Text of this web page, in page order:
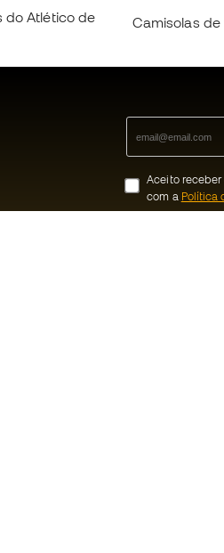
do Atlético de
Camisolas
Aceito
com a Política